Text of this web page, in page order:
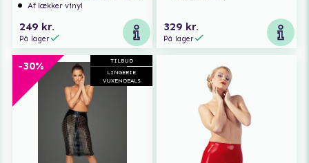
Af lækker vinyl
249 kr.
På lager
329 kr.
På lager
TILBUD
LINGERIE
VUXENDEALS
-30%